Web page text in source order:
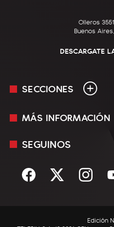
Olleros
Buenos
DESCARGATE
SECCIONES
En Vivo
Sociedad
C5N Autos
MÁS INFORMACIÓN
Mediakit
Términos y condiciones
SEGUINOS
Edición